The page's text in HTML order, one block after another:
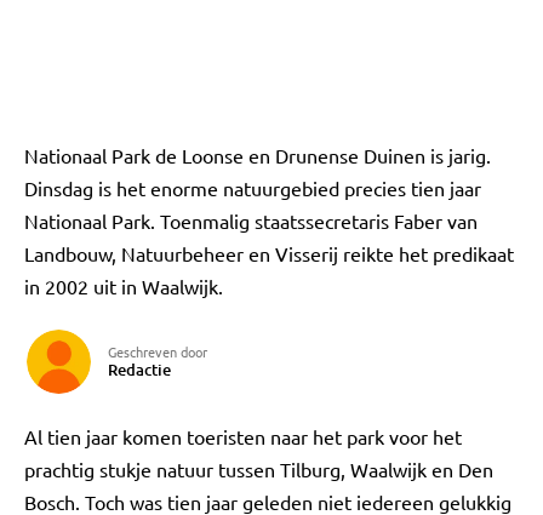
Nationaal Park de Loonse en Drunense Duinen is jarig.
Dinsdag is het enorme natuurgebied precies tien jaar
Nationaal Park. Toenmalig staatssecretaris Faber van
Landbouw, Natuurbeheer en Visserij reikte het predikaat
in 2002 uit in Waalwijk.
Geschreven door
Redactie
Al tien jaar komen toeristen naar het park voor het
prachtig stukje natuur tussen Tilburg, Waalwijk en Den
Bosch. Toch was tien jaar geleden niet iedereen gelukkig